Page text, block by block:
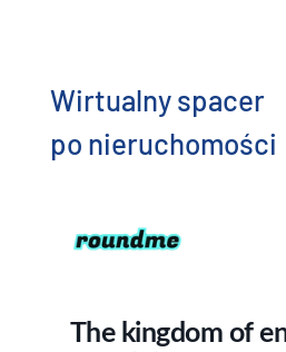
Wirtualny spacer
po nieruchomości